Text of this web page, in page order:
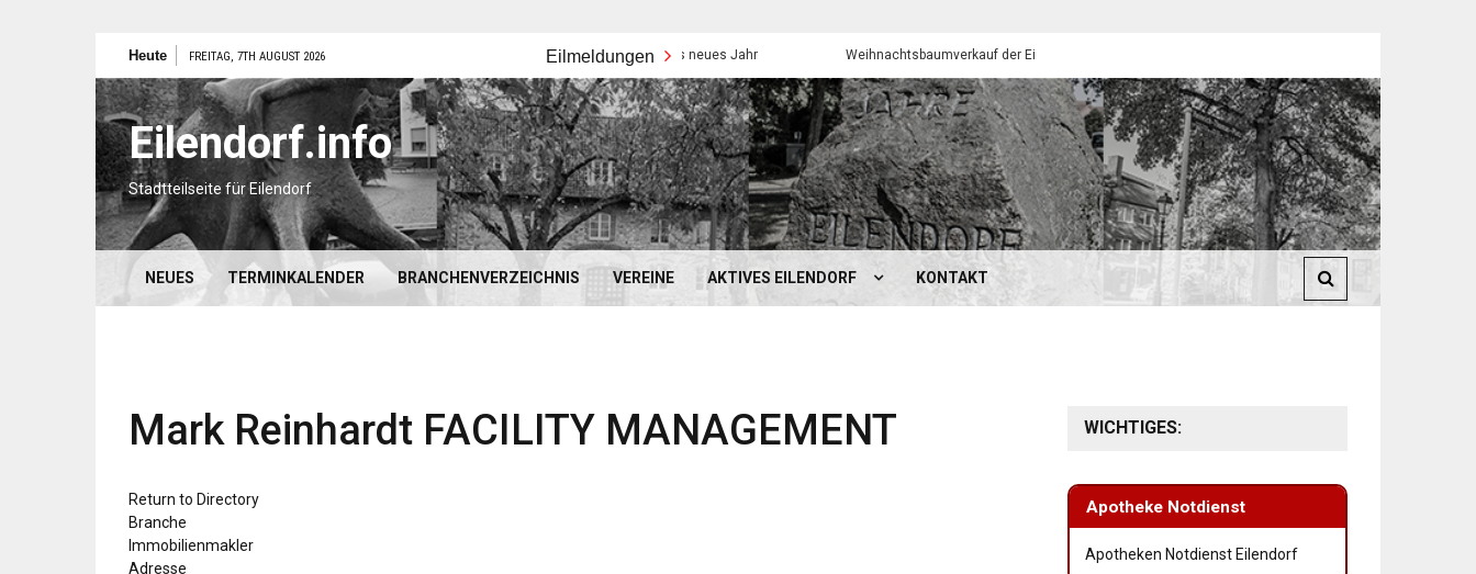
Inhalt
springen
Heute FREITAG, 7TH AUGUST 2026 Eilmeldungen
Frohes neues Jahr Weihnachtsbaumverkauf der Eilendorfer Pfadfinder
Eilendorf.info
Stadtteilseite für Eilendorf
NEUES TERMINKALENDER BRANCHENVERZEICHNIS VEREINE AKTIVES EILENDORF KONTAKT
Mark Reinhardt FACILITY MANAGEMENT
Return to Directory
Branche
Immobilienmakler
Adresse
WICHTIGES:
Apotheke Notdienst
Apotheken Notdienst Eilendorf